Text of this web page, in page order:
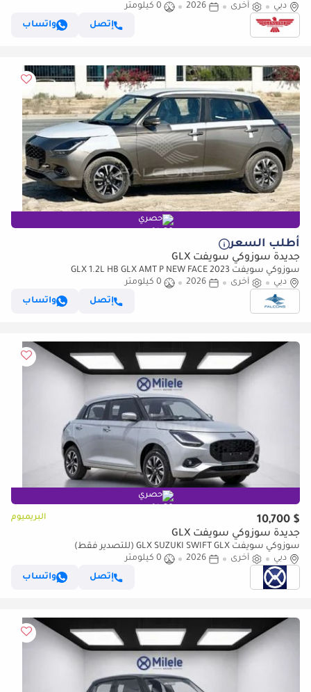
دبي
أخرى 2026
0 كيلومتر
إتصل
واتساب
حصري
أطلب السعر
جديدة سوزوكي سويفت GLX
سوزوكي سويفت GLX 1.2L HB GLX AMT P NEW FACE 2023
دبي
أخرى 2026
0 كيلومتر
إتصل
واتساب
حصري
$ 10,700 البريميوم
جديدة سوزوكي سويفت GLX
سوزوكي سويفت GLX SUZUKI SWIFT GLX (للتصدير فقط)
دبي
أخرى 2026
0 كيلومتر
إتصل
واتساب